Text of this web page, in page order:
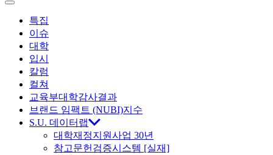
포
트
라
이
트
Menu
특집
이슈
대학
입시
칼럼
컬쳐
교육부대학감사결과
브랜드 임팩트 (NUBI)지수
S.U. 데이터랩
대학재정지원사업 30년
참고문헌검증시스템 [실재]